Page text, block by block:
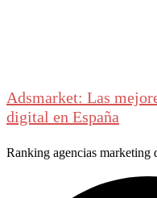
Adsmarket: Las
digital en España
Ranking agencias marketing